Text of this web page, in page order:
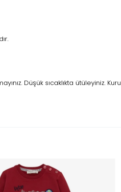
Düşük sıcaklıkta ütüleyiniz. Kuru